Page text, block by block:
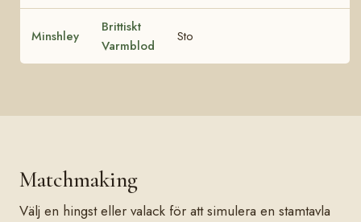
Minshley
Brittiskt
Varmblod
Sto
Matchmaking
Välj en hingst eller valack för att simulera en stamtavla